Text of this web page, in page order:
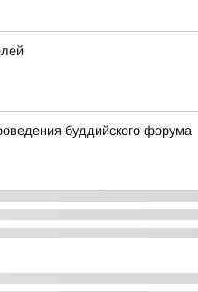
буддийского форума